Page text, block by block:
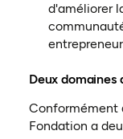
d'améliorer
Deux domaines
Conformément
Fondation a